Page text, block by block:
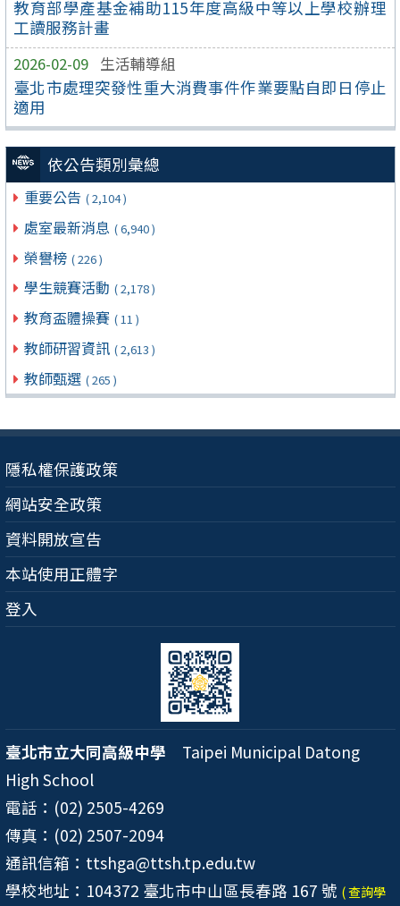
教育部學產基金補助115年度高級中等以上學校辦理
工讀服務計畫
2026-02-09 生活輔導組
臺北市處理突發性重大消費事件作業要點自即日停止
適用
依公告類別彙總
重要公告 ( 2,104 )
處室最新消息 ( 6,940 )
榮譽榜 ( 226 )
學生競賽活動 ( 2,178 )
教育盃體操賽 ( 11 )
教師研習資訊 ( 2,613 )
教師甄選 ( 265 )
隱私權保護政策
網站安全政策
資料開放宣告
本站使用正體字
登入
臺北市立大同高級中學 Taipei Municipal Datong
High School
電話：(02) 2505-4269
傳真：(02) 2507-2094
通訊信箱：ttshga@ttsh.tp.edu.tw
學校地址：104372 臺北市中山區長春路 167 號 ( 查詢學